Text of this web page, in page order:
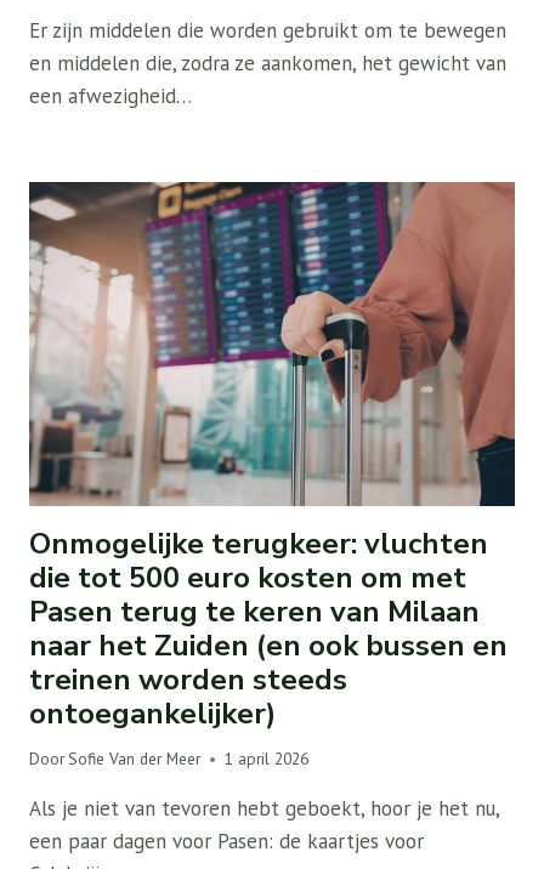
Er zijn middelen die worden gebruikt om te bewegen
en middelen die, zodra ze aankomen, het gewicht van
een afwezigheid…
Onmogelijke terugkeer: vluchten
die tot 500 euro kosten om met
Pasen terug te keren van Milaan
naar het Zuiden (en ook bussen en
treinen worden steeds
ontoegankelijker)
DoorSofie Van der Meer 1 april 2026
Als je niet van tevoren hebt geboekt, hoor je het nu,
een paar dagen voor Pasen: de kaartjes voor